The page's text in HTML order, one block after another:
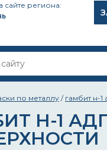
сайте региона:
по металлу / гамбит н-
Н-1